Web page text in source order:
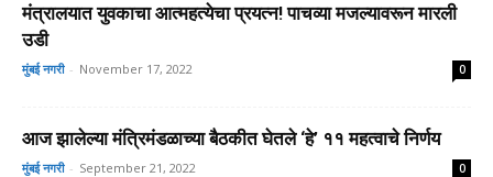
मंत्रालयात युवकाचा आत्महत्येचा प्रयत्न! पाचव्या मजल्यावरून मारली
उडी
मुंबई नगरी - November 17, 2022 0
आज झालेल्या मंत्रिमंडळाच्या बैठकीत घेतले ‘हे’ ११ महत्वाचे निर्णय
मुंबई नगरी - September 21, 2022 0